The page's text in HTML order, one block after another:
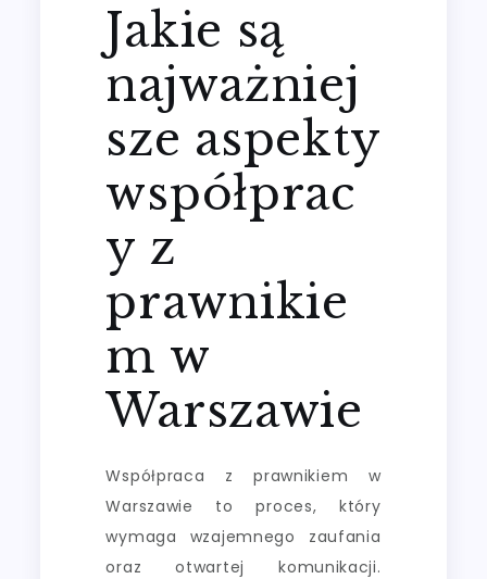
Jakie są
najważniej
sze aspekty
współprac
y z
prawnikie
m w
Warszawie
Współpraca z prawnikiem w
Warszawie to proces, który
wymaga wzajemnego zaufania
oraz otwartej komunikacji.